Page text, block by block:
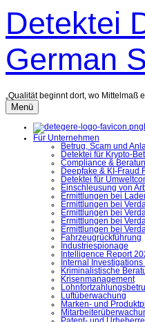
Inhalt
überspringen
Detektei
German
„Qualität beginnt dort, wo Mittelmaß
Menü
Für Unternehmen
Betrug, Scam und
Detektei für Krypto-
Compliance &
Deepfake & KI-Fraud
Detektei für
Einschleusung von
Ermittlungen bei
Ermittlungen bei
Ermittlungen bei
Ermittlungen bei
Ermittlungen bei
Fahrzeugrückführung
Industriespionage
Intelligence Report
Internal
Kriminalistische
Krisenmanagement
Luftüberwachung
Marken- und
Patent- und